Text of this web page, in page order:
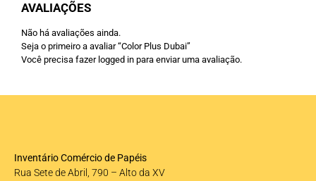
AVALIAÇÕES
Não há avaliações ainda.
Seja o primeiro a avaliar “Color Plus Dubai”
Você precisa fazer logged in para enviar uma avaliação.
Inventário Comércio de Papéis
Rua Sete de Abril, 790 – Alto da XV